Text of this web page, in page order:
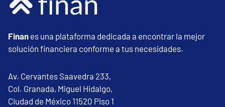
Finan es una plataforma dedicada a encontrar la mejor
solución financiera conforme a tus necesidades.
Av. Cervantes Saavedra 233,
Col. Granada, Miguel Hidalgo,
Ciudad de México 11520 Piso 1